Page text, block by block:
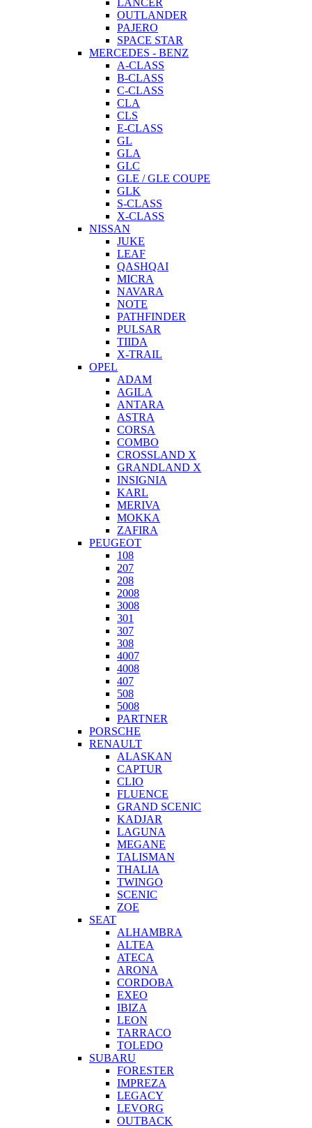
OUTLANDER
PAJERO
SPACE STAR
MERCEDES - BENZ
A-CLASS
B-CLASS
C-CLASS
CLA
CLS
E-CLASS
GL
GLA
GLC
GLE / GLE COUPE
GLK
S-CLASS
X-CLASS
NISSAN
JUKE
LEAF
QASHQAI
MICRA
NAVARA
NOTE
PATHFINDER
PULSAR
TIIDA
X-TRAIL
OPEL
ADAM
AGILA
ANTARA
ASTRA
CORSA
COMBO
CROSSLAND X
GRANDLAND X
INSIGNIA
KARL
MERIVA
MOKKA
ZAFIRA
PEUGEOT
108
207
208
2008
3008
301
307
308
4007
4008
407
508
5008
PARTNER
PORSCHE
RENAULT
ALASKAN
CAPTUR
CLIO
FLUENCE
GRAND SCENIC
KADJAR
LAGUNA
MEGANE
TALISMAN
THALIA
TWINGO
SCENIC
ZOE
SEAT
ALHAMBRA
ALTEA
ATECA
ARONA
CORDOBA
EXEO
IBIZA
LEON
TARRACO
TOLEDO
SUBARU
FORESTER
IMPREZA
LEGACY
LEVORG
OUTBACK